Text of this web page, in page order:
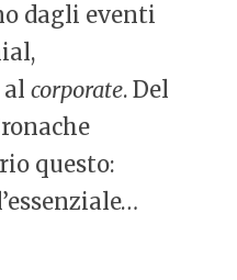
dagli eventi
corporate. Del
questo: